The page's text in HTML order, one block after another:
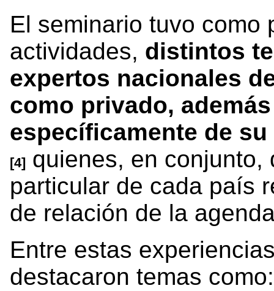
El seminario tuvo como
actividades, distintos
expertos nacionales
como privado,
específicamente de su
[4] quienes, en conjunto,
particular de cada país
de relación de la
Entre estas
destacaron temas como: